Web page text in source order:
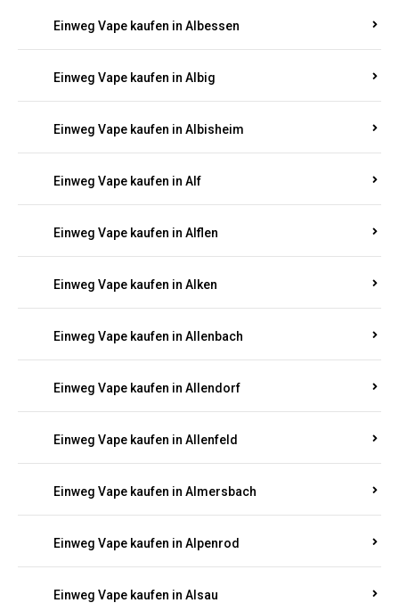
Einweg Vape kaufen in Albessen
Einweg Vape kaufen in Albig
Einweg Vape kaufen in Albisheim
Einweg Vape kaufen in Alf
Einweg Vape kaufen in Alflen
Einweg Vape kaufen in Alken
Einweg Vape kaufen in Allenbach
Einweg Vape kaufen in Allendorf
Einweg Vape kaufen in Allenfeld
Einweg Vape kaufen in Almersbach
Einweg Vape kaufen in Alpenrod
Einweg Vape kaufen in Alsau